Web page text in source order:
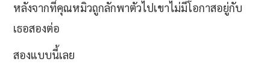
หลังจากที่คุณหมิวถูกลักพาตัวไปเขาไม่มีโอกาสอยู่กับ
เธอสองต่อ
สองแบบนี้เลย